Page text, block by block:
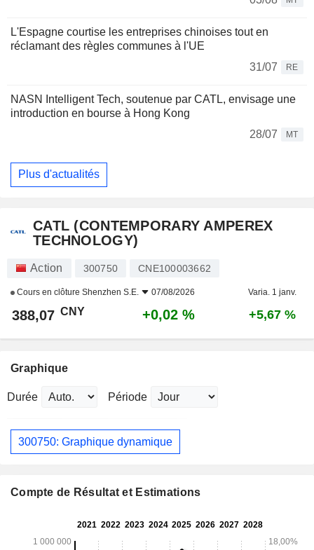
L'Espagne courtise les entreprises chinoises tout en
réclamant des règles communes à l'UE
31/07
RE
NASN Intelligent Tech, soutenue par CATL, envisage une
introduction en bourse à Hong Kong
28/07
MT
Plus d'actualités
CATL (CONTEMPORARY AMPEREX
TECHNOLOGY)
Action 300750 CNE100003662
Cours en clôture Shenzhen S.E. 07/08/2026 Varia. 1 janv.
388,07 CNY +0,02 % +5,67 %
Graphique
Durée Période
300750: Graphique dynamique
Compte de Résultat et Estimations